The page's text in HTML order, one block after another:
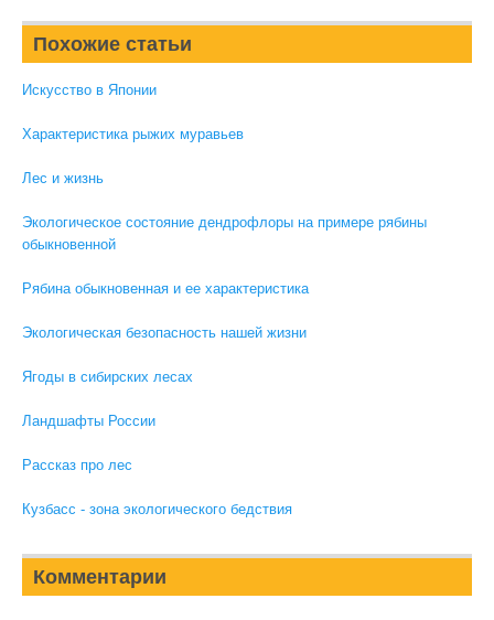
Похожие статьи
Искусство в Японии
Характеристика рыжих муравьев
Лес и жизнь
Экологическое состояние дендрофлоры на примере рябины
обыкновенной
Рябина обыкновенная и ее характеристика
Экологическая безопасность нашей жизни
Ягоды в сибирских лесах
Ландшафты России
Рассказ про лес
Кузбасс - зона экологического бедствия
Комментарии